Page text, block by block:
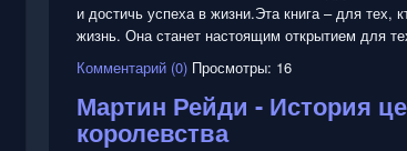
и достичь успеха в жизни.Эта книга – для тех,
жизнь. Она станет настоящим открытием для
Комментарий (0) Просмотры: 16
Мартин Рейди - История
королевства